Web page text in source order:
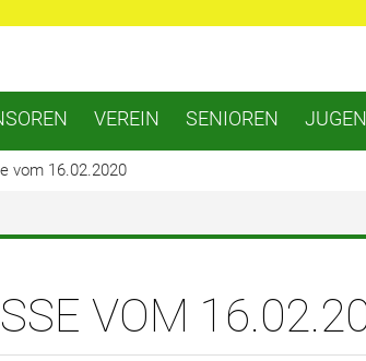
VEREIN SENIOREN
vom 16.02.2020
VOM